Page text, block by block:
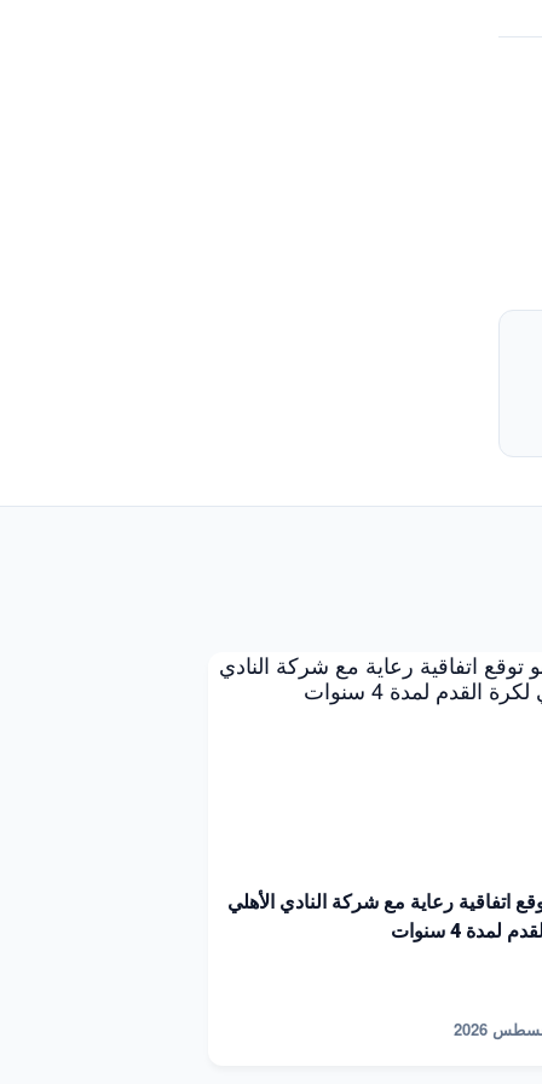
توقع اتفاقية رعاية مع شركة النادي الأهلي
لمدة 4 سنوات